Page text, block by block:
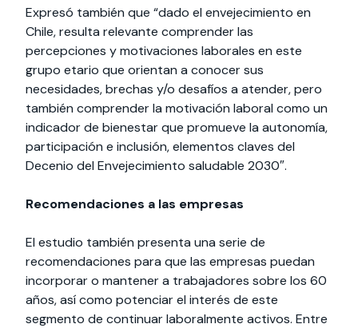
Expresó también que “dado el envejecimiento en
Chile, resulta relevante comprender las
percepciones y motivaciones laborales en este
grupo etario que orientan a conocer sus
necesidades, brechas y/o desafíos a atender, pero
también comprender la motivación laboral como un
indicador de bienestar que promueve la autonomía,
participación e inclusión, elementos claves del
Decenio del Envejecimiento saludable 2030″.
Recomendaciones a las empresas
El estudio también presenta una serie de
recomendaciones para que las empresas puedan
incorporar o mantener a trabajadores sobre los 60
años, así como potenciar el interés de este
segmento de continuar laboralmente activos. Entre